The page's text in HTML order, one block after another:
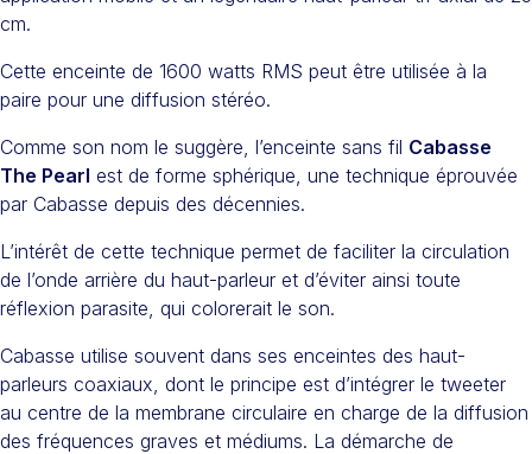
cm.
Cette enceinte de 1600 watts RMS peut être utilisée à la
paire pour une diffusion stéréo.
Comme son nom le suggère, l’enceinte sans fil Cabasse
The Pearl est de forme sphérique, une technique éprouvée
par Cabasse depuis des décennies.
L’intérêt de cette technique permet de faciliter la circulation
de l’onde arrière du haut-parleur et d’éviter ainsi toute
réflexion parasite, qui colorerait le son.
Cabasse utilise souvent dans ses enceintes des haut-
parleurs coaxiaux, dont le principe est d’intégrer le tweeter
au centre de la membrane circulaire en charge de la diffusion
des fréquences graves et médiums. La démarche de